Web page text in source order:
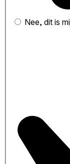
Nee, dit is